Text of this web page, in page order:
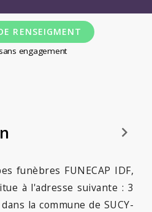
RENSEIGMENT
engagement
keyboard_arrow_right
funèbres FUNECAP IDF,
à l'adresse suivante : 3
dans la commune de SUCY-